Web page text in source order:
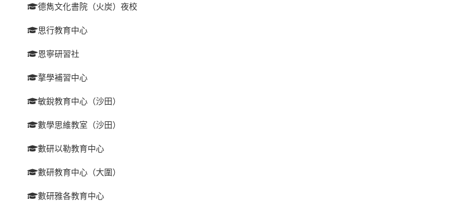
德雋文化書院（火炭）夜校
思行教育中心
恩寧研習社
摮學補習中心
敏銳教育中心（沙田）
數學思維教室（沙田）
數研以勒教育中心
數研教育中心（大圍）
數研雅各教育中心